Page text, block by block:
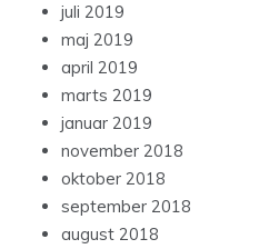
juli 2019
maj 2019
april 2019
marts 2019
januar 2019
november 2018
oktober 2018
september 2018
august 2018